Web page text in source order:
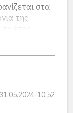
στα
της
έτος
31.05.2024-10:52